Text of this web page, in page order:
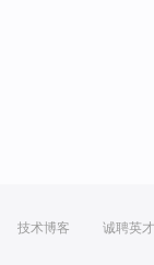
技术博客 诚聘英才